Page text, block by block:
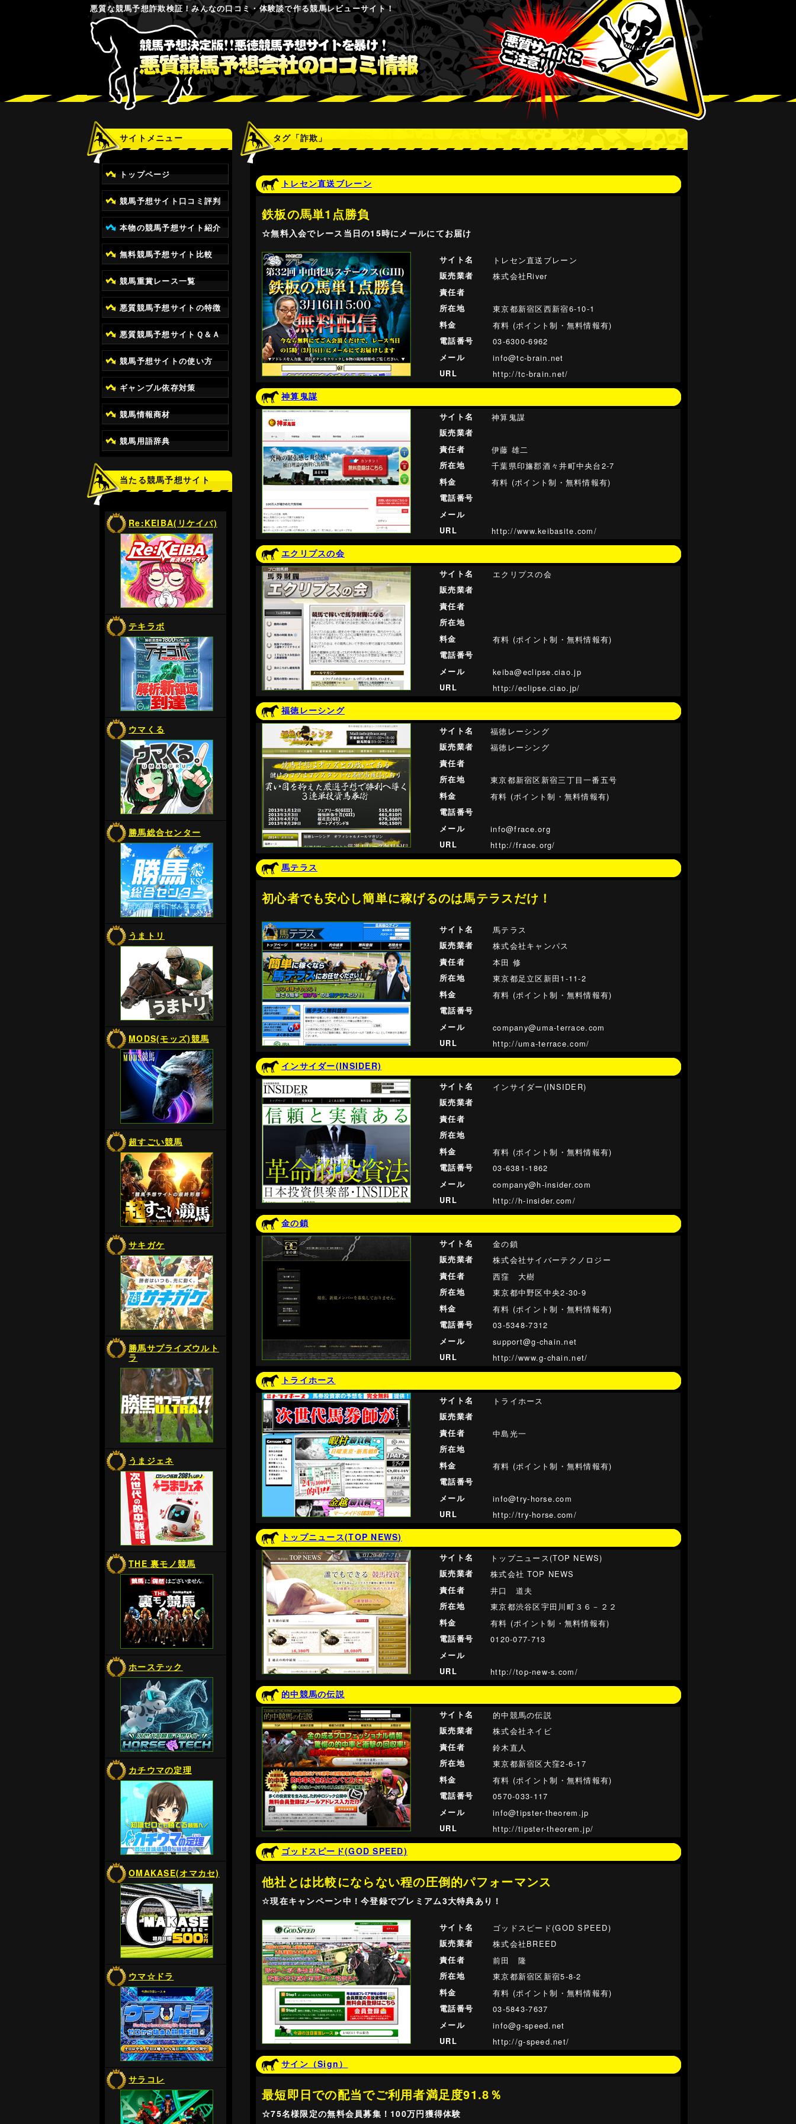
悪質な競馬予想詐欺検証！みんなの口コミ・体験談で作る競馬レビューサイト！
サイトメニュー
トップページ
競馬予想サイト口コミ評判
本物の競馬予想サイト紹介
無料競馬予想サイト比較
競馬重賞レース一覧
悪質競馬予想サイトの特徴
悪質競馬予想サイトＱ＆Ａ
競馬予想サイトの使い方
ギャンブル依存対策
競馬情報商材
競馬用語辞典
当たる競馬予想サイト
Re:KEIBA(リケイバ)
テキラボ
ウマくる
勝馬総合センター
うまトリ
MODS(モッズ)競馬
超すごい競馬
サキガケ
勝馬サプライズウルト
ラ
うまジェネ
THE 裏モノ競馬
ホーステック
カチウマの定理
OMAKASE(オマカセ)
ウマ☆ドラ
サラコレ
タグ「詐欺」
トレセン直送ブレーン
鉄板の馬単1点勝負
☆無料入会でレース当日の15時にメールにてお届け
サイト名 トレセン直送ブレーン
販売業者 株式会社River
責任者
所在地
東京都新宿区西新宿6-10-1
料金 有料 (ポイント制・無料情報有)
電話番号 03-6300-6962
メール info@tc-brain.net
URL http://tc-brain.net/
神算鬼謀
サイト名 神算鬼謀
販売業者
責任者
伊藤 雄二
所在地 千葉県印旛郡酒々井町中央台2-7
料金 有料 (ポイント制・無料情報有)
電話番号
メール
URL
http://www.keibasite.com/
エクリプスの会
サイト名 エクリプスの会
販売業者
責任者
所在地
料金
有料 (ポイント制・無料情報有)
電話番号
メール
keiba@eclipse.ciao.jp
URL http://eclipse.ciao.jp/
福徳レーシング
サイト名 福徳レーシング
販売業者 福徳レーシング
責任者
所在地
東京都新宿区新宿三丁目一番五号
料金 有料 (ポイント制・無料情報有)
電話番号
メール
info@frace.org
URL http://frace.org/
馬テラス
初心者でも安心し簡単に稼げるのは馬テラスだけ！
サイト名 馬テラス
販売業者 株式会社キャンパス
責任者 本田 修
所在地 東京都足立区新田1-11-2
料金 有料 (ポイント制・無料情報有)
電話番号
メール
company@uma-terrace.com
URL http://uma-terrace.com/
インサイダー(INSIDER)
サイト名 インサイダー(INSIDER)
販売業者
責任者
所在地
料金
有料 (ポイント制・無料情報有)
電話番号 03-6381-1862
メール company@h-insider.com
URL http://h-insider.com/
金の鎖
サイト名 金の鎖
販売業者 株式会社サイバーテクノロジー
責任者 西窪 大樹
所在地 東京都中野区中央2-30-9
料金 有料 (ポイント制・無料情報有)
電話番号 03-5348-7312
メール support@g-chain.net
URL http://www.g-chain.net/
トライホース
サイト名 トライホース
販売業者
責任者
中島光一
所在地
料金
有料 (ポイント制・無料情報有)
電話番号
メール
info@try-horse.com
URL http://try-horse.com/
トップニュース(TOP NEWS)
サイト名 トップニュース(TOP NEWS)
販売業者 株式会社 TOP NEWS
責任者 井口 道夫
所在地 東京都渋谷区宇田川町３６－２２
料金 有料 (ポイント制・無料情報有)
電話番号 0120-077-713
メール
URL
http://top-new-s.com/
的中競馬の伝説
サイト名 的中競馬の伝説
販売業者 株式会社ネイビ
責任者 鈴木直人
所在地 東京都新宿区大窪2-6-17
料金 有料 (ポイント制・無料情報有)
電話番号 0570-033-117
メール info@tipster-theorem.jp
URL http://tipster-theorem.jp/
ゴッドスピード(GOD SPEED)
他社とは比較にならない程の圧倒的パフォーマンス
☆現在キャンペーン中！今登録でプレミアム3大特典あり！
サイト名 ゴッドスピード(GOD SPEED)
販売業者 株式会社BREED
責任者 前田 隆
所在地 東京都新宿区新宿5-8-2
料金 有料 (ポイント制・無料情報有)
電話番号 03-5843-7637
メール info@g-speed.net
URL http://g-speed.net/
サイン（Sign）
最短即日での配当でご利用者満足度91.8％
☆75名様限定の無料会員募集！100万円獲得体験